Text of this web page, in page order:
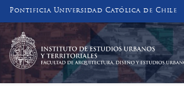
Pontificia Universidad Católica de Chile
INSTITUTO DE ESTUDIOS
Y TERRITORIALES